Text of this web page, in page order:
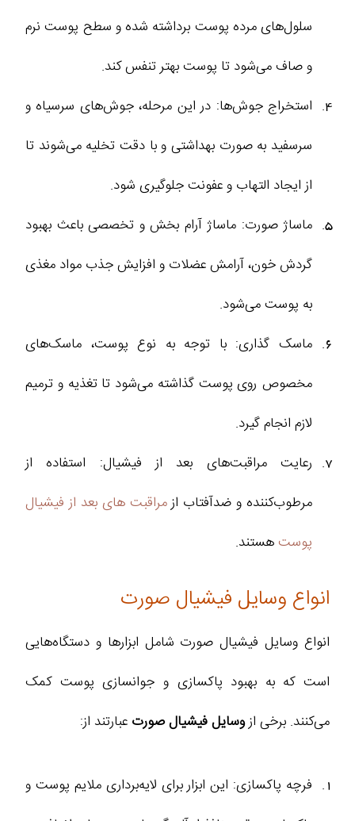
سلول‌های مرده پوست برداشته شده و سطح پوست نرم
و صاف‌ می‌شود تا پوست بهتر تنفس کند.
استخراج جوش‌ها: در این مرحله، جوش‌های سرسیاه و
سرسفید به صورت بهداشتی و با دقت تخلیه می‌شوند تا
از ایجاد التهاب و عفونت جلوگیری شود.
ماساژ صورت: ماساژ آرام بخش و تخصصی باعث بهبود
گردش خون، آرامش عضلات و افزایش جذب مواد مغذی
به پوست می‌شود.
ماسک گذاری: با توجه به نوع پوست، ماسک‌های
مخصوص روی پوست گذاشته می‌شود تا تغذیه و ترمیم
لازم انجام گیرد.
رعایت مراقبت‌های بعد از فیشیال: استفاده از
مرطوب‌کننده و ضدآفتاب ازمراقبت های بعد از فیشیال
پوست هستند.
انواع وسایل فیشیال صورت
انواع وسایل فیشیال صورت شامل ابزارها و دستگاه‌هایی
است که به بهبود پاکسازی و جوانسازی پوست کمک
می‌کنند. برخی ازوسایل فیشیال صورت عبارتند از:
فرچه پاکسازی: این ابزار برای لایه‌برداری ملایم پوست و